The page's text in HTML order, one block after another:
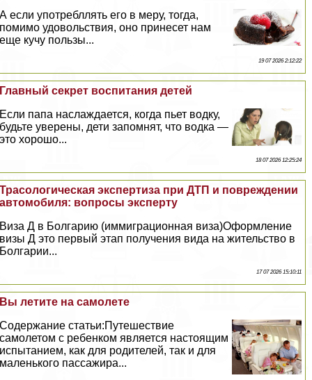
А если употрeбллять его в меру, тогда,
помимо удовольствия, оно принесет нам
еще кучу пользы...
19 07 2026 2:12:22
Главный секрет воспитания детей
Если папа наслаждается, когда пьет водку,
будьте уверены, дети запомнят, что водка —
это хорошо...
18 07 2026 12:25:24
Трасологическая экспертиза при ДТП и повреждении
автомобиля: вопросы эксперту
Виза Д в Болгарию (иммиграционная виза)Оформление
визы Д это первый этап получения вида на жительство в
Болгарии...
17 07 2026 15:10:11
Вы летите на самолете
Содержание статьи:Путешествие
самолетом с ребенком является настоящим
испытанием, как для родителей, так и для
маленького пассажира...